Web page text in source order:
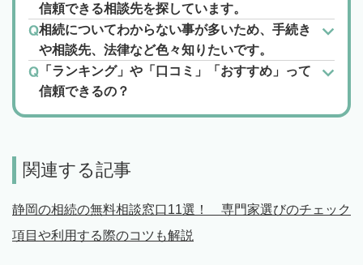
信頼できる相談先を探しています。
相続についてわからない事が多いため、手続き
や相談先、法律など色々知りたいです。
「ランキング」や「口コミ」「おすすめ」って
信頼できるの？
関連する記事
静岡の相続の無料相談窓口11選！ 専門家選びのチェック
項目や利用する際のコツも解説